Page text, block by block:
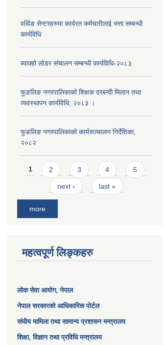
वर्थिङ सेन्टरहरुमा कार्यरत कर्मचारीलाई भत्ता सम्बन्धी
कार्यविधि
ब्याक्हो लोडर संचालन सम्बन्धी कार्यविधि-२०८३
फुङलिङ नगरपालिकाको शिक्षक दरबन्दी मिलान तथा
व्यवस्थापन कार्यविधि, २०८३ ।
फुङलिङ नगरपालिकाको कार्यसञ्चालन निर्देशिका‚
२०८२
Pages
1 2 3 4 5
next › last »
more
महत्वपूर्ण लिङ्कहरु
लोक सेवा आयोग, नेपाल
नेपाल सरकारको आधिकारिक पोर्टल
संघीय मामिला तथा सामान्य प्रशासन मन्त्रालय
शिक्षा, विज्ञान तथा प्रविधि मन्त्रालय